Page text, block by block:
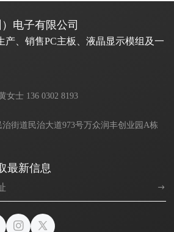
电子有限公司
产、销售PC主板、液晶显示模组及一
最新信息
黄女士 136 0302 8193
街道民治大道973号万众润丰创业园A栋